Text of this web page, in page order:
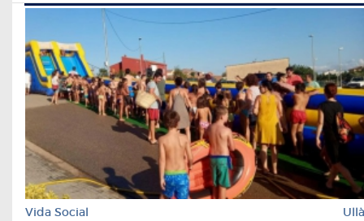
Vida Social Ullà